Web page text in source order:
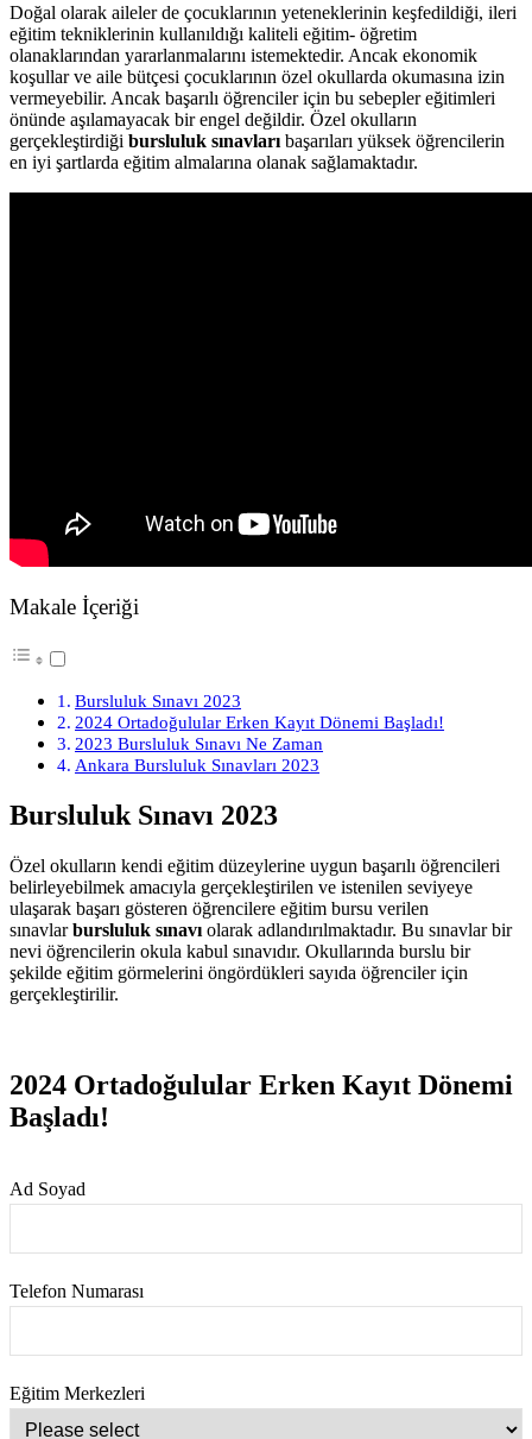
Doğal olarak aileler de çocuklarının yeteneklerinin keşfedildiği, ileri
eğitim tekniklerinin kullanıldığı kaliteli eğitim- öğretim
olanaklarından yararlanmalarını istemektedir. Ancak ekonomik
koşullar ve aile bütçesi çocuklarının özel okullarda okumasına izin
vermeyebilir. Ancak başarılı öğrenciler için bu sebepler eğitimleri
önünde aşılamayacak bir engel değildir. Özel okulların
gerçekleştirdiği bursluluk sınavları başarıları yüksek öğrencilerin
en iyi şartlarda eğitim almalarına olanak sağlamaktadır.
Makale İçeriği
Bursluluk Sınavı 2023
2024 Ortadoğulular Erken Kayıt Dönemi Başladı!
2023 Bursluluk Sınavı Ne Zaman
Ankara Bursluluk Sınavları 2023
Bursluluk Sınavı 2023
Özel okulların kendi eğitim düzeylerine uygun başarılı öğrencileri
belirleyebilmek amacıyla gerçekleştirilen ve istenilen seviyeye
ulaşarak başarı gösteren öğrencilere eğitim bursu verilen
sınavlarbursluluk sınavı olarak adlandırılmaktadır. Bu sınavlar bir
nevi öğrencilerin okula kabul sınavıdır. Okullarında burslu bir
şekilde eğitim görmelerini öngördükleri sayıda öğrenciler için
gerçekleştirilir.
2024 Ortadoğulular Erken Kayıt Dönemi
Başladı!
Ad Soyad
Telefon Numarası
Eğitim Merkezleri